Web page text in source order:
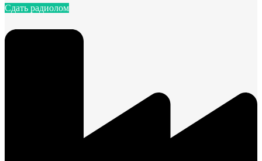
Сдать радиолом